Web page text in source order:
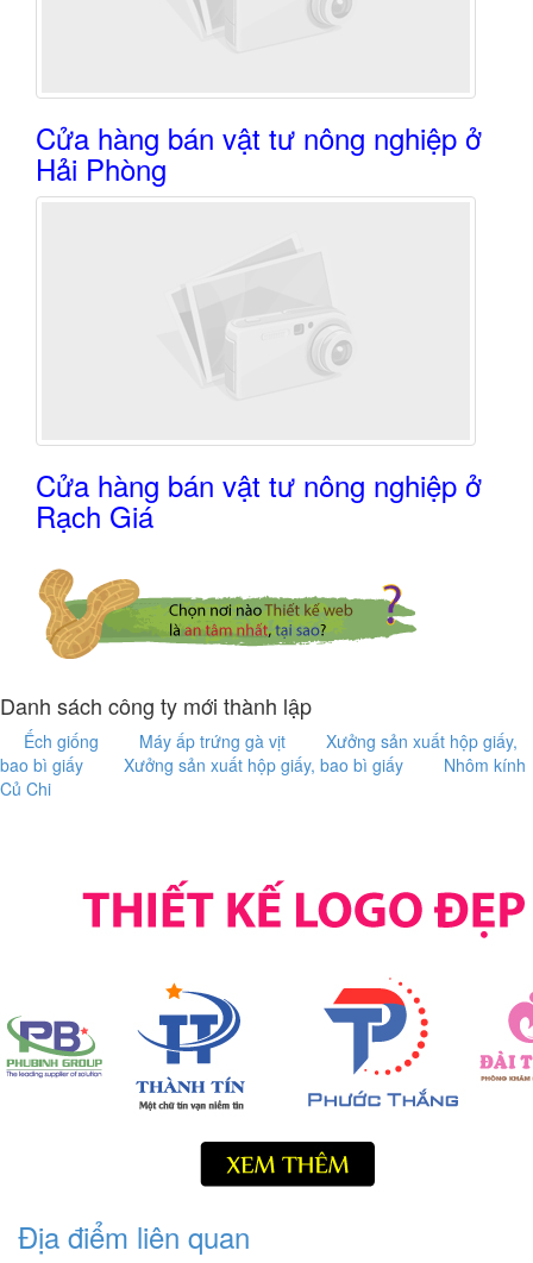
Cửa hàng bán vật tư nông nghiệp ở
Hải Phòng
Cửa hàng bán vật tư nông nghiệp ở
Rạch Giá
Danh sách công ty mới thành lập
Ếch giống Máy ấp trứng gà vịt
Xưởng sản xuất hộp giấy,
bao bì giấy
Xưởng sản xuất hộp giấy, bao bì giấy
Nhôm kính
Củ Chi
Địa điểm liên quan